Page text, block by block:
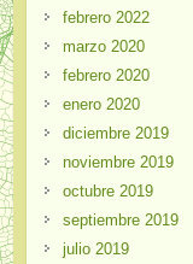
febrero 2022
marzo 2020
febrero 2020
enero 2020
diciembre 2019
noviembre 2019
octubre 2019
septiembre 2019
julio 2019